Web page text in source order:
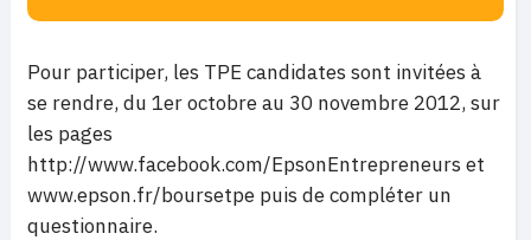
Pour participer, les TPE candidates sont invitées à
se rendre, du 1er octobre au 30 novembre 2012, sur
les pages
http://www.facebook.com/EpsonEntrepreneurs et
www.epson.fr/boursetpe puis de compléter un
questionnaire.